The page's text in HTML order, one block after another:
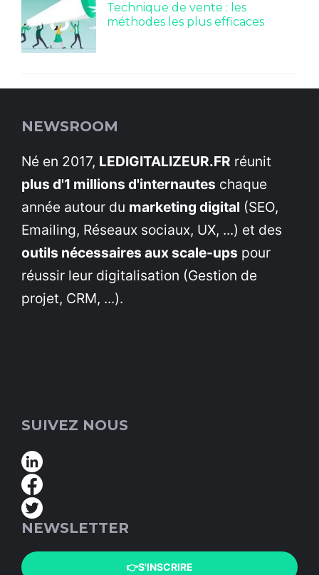
Technique de vente : les
méthodes les plus efficaces
NEWSROOM
Né en 2017, LEDIGITALIZEUR.FR réunit
plus d'1 millions d'internautes chaque
année autour du marketing digital (SEO,
Emailing, Réseaux sociaux, UX, ...) et des
outils nécessaires aux scale-ups pour
réussir leur digitalisation (Gestion de
projet, CRM, ...).
SUIVEZ NOUS
NEWSLETTER
👉S'INSCRIRE